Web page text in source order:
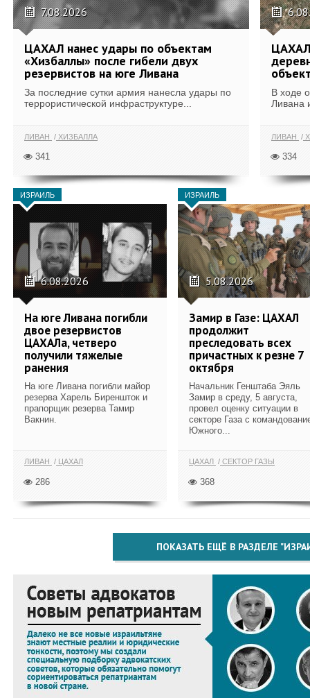
7.08.2026
ЦАХАЛ нанес удары по объектам
«Хизбаллы» после гибели двух
резервистов на юге Ливана
За последние сутки армия нанесла удары по
террористической инфраструктуре...
ЛИВАН ХИЗБАЛЛА
341
В ходе
Ливана
ЛИВАН
334
ИЗРАИЛЬ
6.08.2026
На юге Ливана погибли
двое резервистов
ЦАХАЛа, четверо
получили тяжелые
ранения
На юге Ливана погибли майор
резерва Харель Биреншток и
прапорщик резерва Тамир
Вакнин.
ЛИВАН ЦАХАЛ
286
ИЗРАИЛЬ
5.08.2026
Замир в Газе: ЦАХАЛ
продолжит
преследовать всех
причастных к резне 7
октября
Начальник Генштаба Эяль
Замир в среду, 5 августа,
провел оценку ситуации в
секторе Газа с
Южного...
ЦАХАЛ СЕКТОР ГАЗЫ
368
ПОКАЗАТЬ ЕЩЁ В РАЗДЕЛЕ